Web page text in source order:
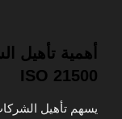
أهمية تأهيل
ISO 21500
يسهم تأهيل